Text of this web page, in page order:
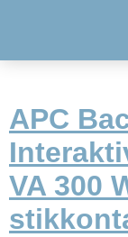
APC
VA 300